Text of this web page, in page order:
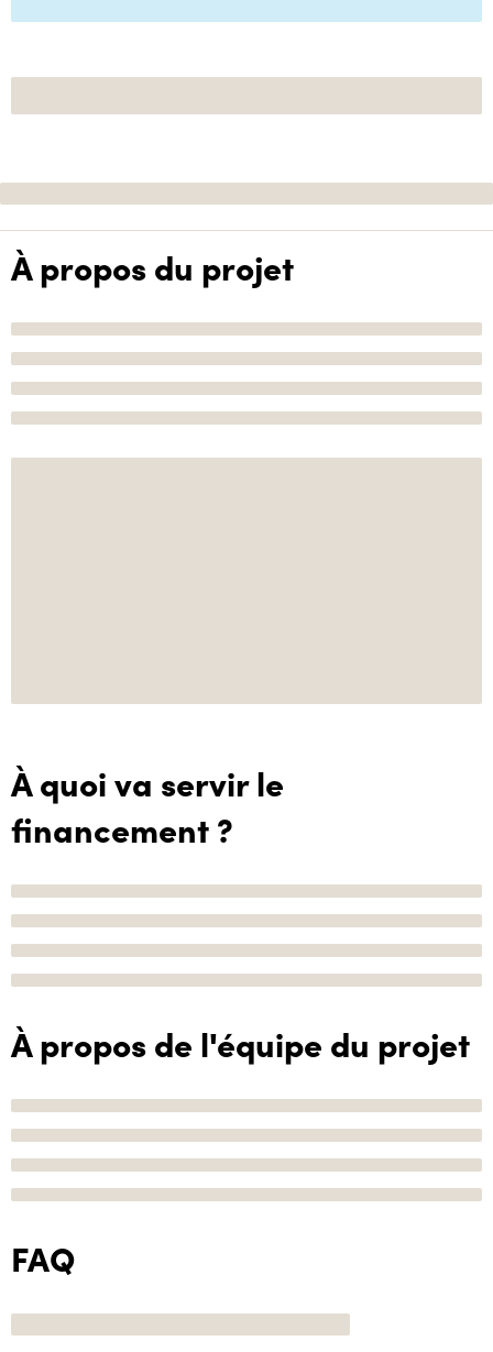
À propos du projet
À quoi va servir le
financement ?
À propos de l'équipe du projet
FAQ